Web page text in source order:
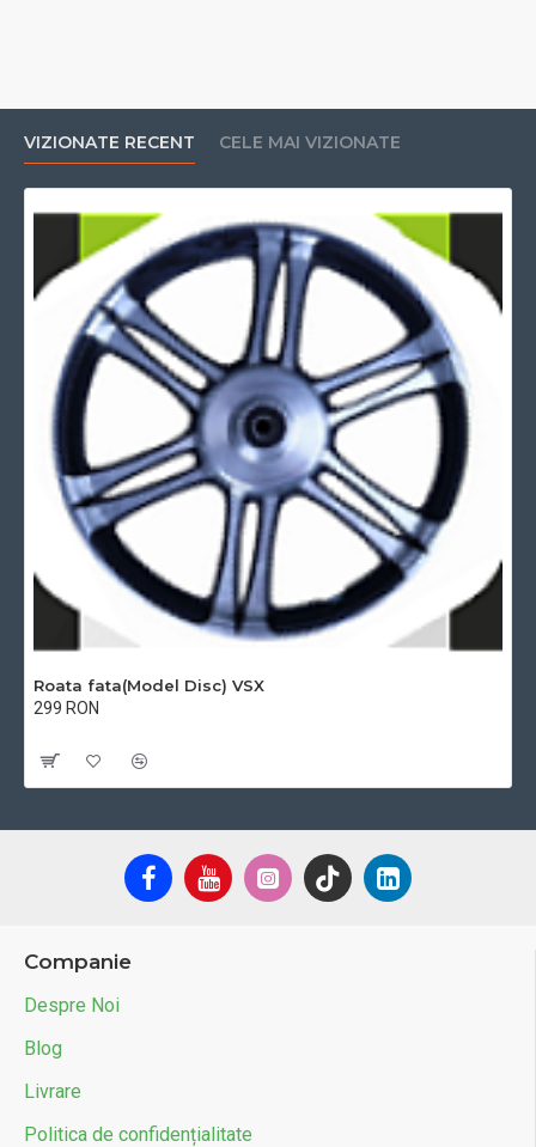
VIZIONATE RECENT CELE MAI VIZIONATE
Roata fata(Model Disc) VSX
299 RON
Companie
Despre Noi
Blog
Livrare
Politica de confidențialitate